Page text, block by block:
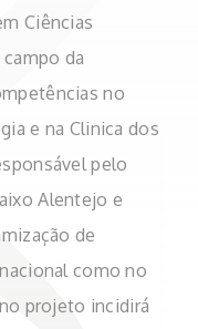
Ciências
da
no
e na Clinica dos
pelo
Alentejo e
de
como no
projeto incidirá